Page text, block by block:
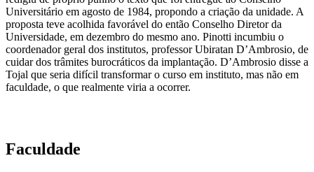
Universitário em agosto de 1984, propondo a criação da unidade. A
proposta teve acolhida favorável do então Conselho Diretor da
Universidade, em dezembro do mesmo ano. Pinotti incumbiu o
coordenador geral dos institutos, professor Ubiratan D’Ambrosio, de
cuidar dos trâmites burocráticos da implantação. D’Ambrosio disse a
Tojal que seria difícil transformar o curso em instituto, mas não em
faculdade, o que realmente viria a ocorrer.
Faculdade